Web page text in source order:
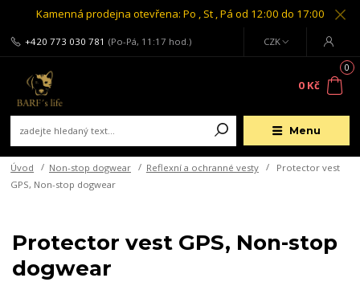
Kamenná prodejna otevřena: Po , St , Pá od 12:00 do 17:00
Menu
CZK
+420 773 030 781 (Po-Pá, 11:17 hod.)
0
0 Kč
Úvod Non-stop dogwear Reflexní a ochranné vesty
Protector vest
GPS, Non-stop dogwear
Protector vest GPS, Non-stop
dogwear